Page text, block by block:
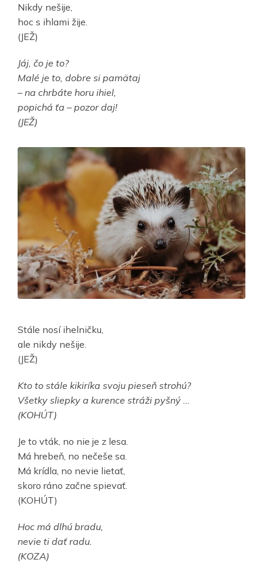
Nikdy nešije,
hoc s ihlami žije.
(JEŽ)
Jáj, čo je to?
Malé je to, dobre si pamätaj
– na chrbáte horu ihiel,
popichá ťa – pozor daj!
(JEŽ)
Stále nosí ihelničku,
ale nikdy nešije.
(JEŽ)
Kto to stále kikiríka svoju pieseň strohú?
Všetky sliepky a kurence stráži pyšný …
(KOHÚT)
Je to vták, no nie je z lesa.
Má hrebeň, no nečeše sa.
Má krídla, no nevie lietať,
skoro ráno začne spievať.
(KOHÚT)
Hoc má dlhú bradu,
nevie ti dať radu.
(KOZA)